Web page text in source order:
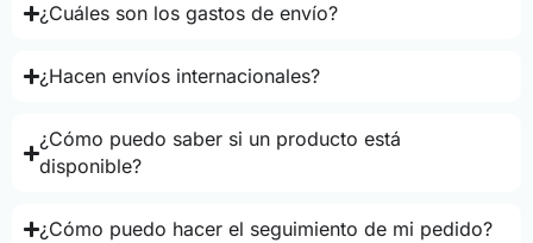
¿Cuáles son los gastos de envío?
¿Hacen envíos internacionales?
¿Cómo puedo saber si un producto está
disponible?
¿Cómo puedo hacer el seguimiento de mi pedido?